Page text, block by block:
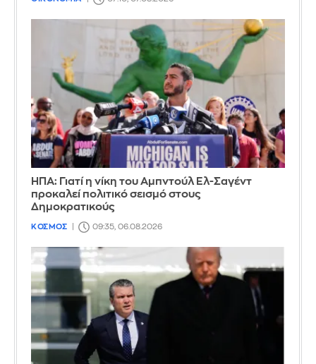
ΗΠΑ: Γιατί η νίκη του Αμπντούλ Ελ-Σαγέντ
προκαλεί πολιτικό σεισμό στους
Δημοκρατικούς
ΚΟΣΜΟΣ 09:35, 06.08.2026